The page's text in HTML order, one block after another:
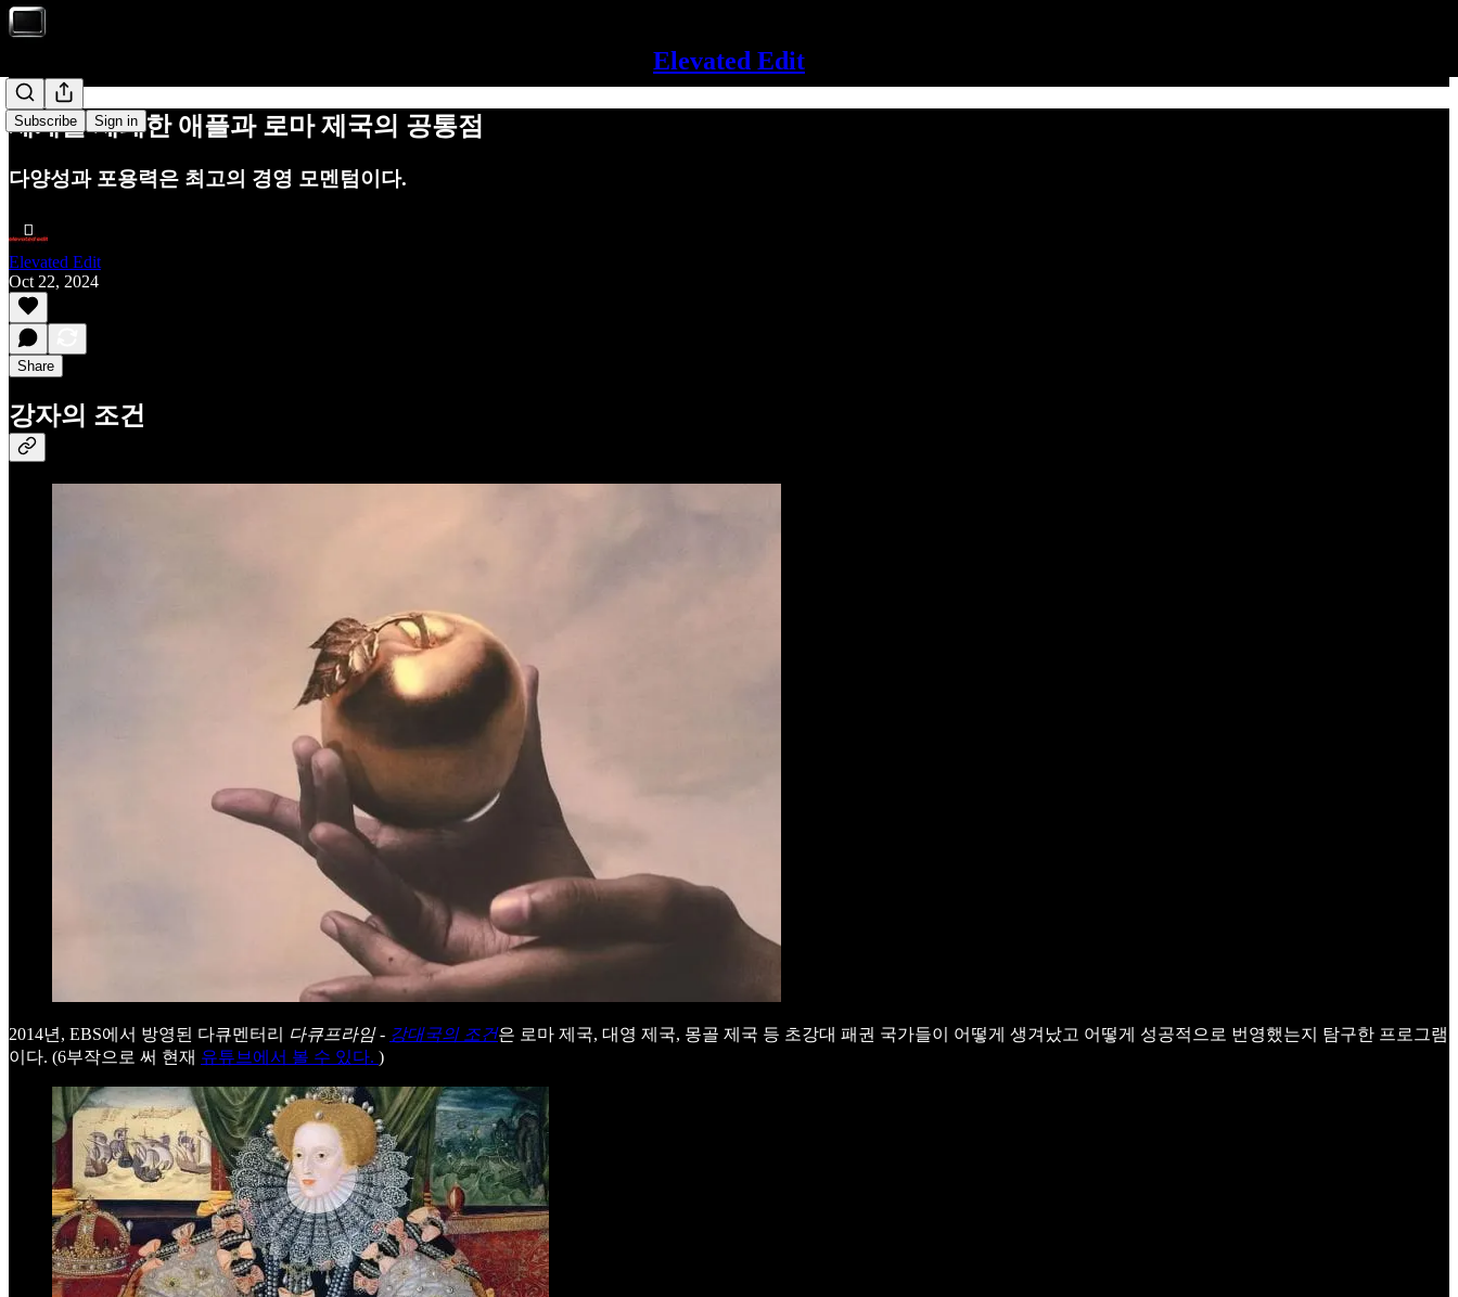
Elevated Edit
Subscribe Sign in
세계를 제패한 애플과 로마 제국의 공통점
다양성과 포용력은 최고의 경영 모멘텀이다.
Elevated Edit
Oct 22, 2024
Share
강자의 조건
2014년, EBS에서 방영된 다큐멘터리 다큐프라임 - 강대국의 조건은 로마 제국, 대영 제국, 몽골 제국 등 초강대 패권 국가들이 어떻게 생겨났고 어떻게 성공적으로 번영했는지 탐구한 프로그램
이다. (6부작으로 써 현재 유튜브에서 볼 수 있다. )